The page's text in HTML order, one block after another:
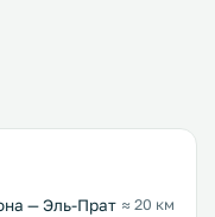
— Эль-Прат ≈ 20 км